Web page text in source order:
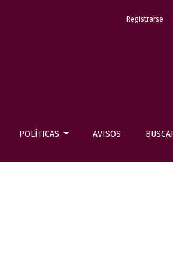
POLÍTICAS AVISOS
Registrarse